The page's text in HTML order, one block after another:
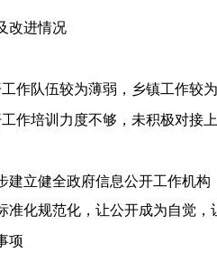
改进情况
工作队伍较为薄弱，乡镇工作
工作培训力度不够，未积极对
建立健全政府信息公开工作机
准化规范化，让公开成为自觉
项